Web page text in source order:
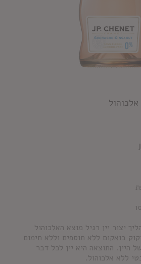
יצור יין רגיל מוצא האלכוהול
בואקום ללא תוספים וללא חימום
היין. התוצאה היא יין לכל דבר
ללא אלכוהול.